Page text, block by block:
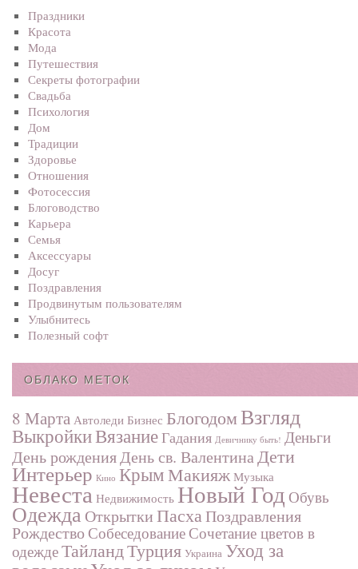
Праздники
Красота
Мода
Путешествия
Секреты фотографии
Свадьба
Психология
Дом
Традиции
Здоровье
Отношения
Фотосеcсия
Блоговодство
Карьера
Семья
Аксессуары
Досуг
Поздравления
Продвинутым пользователям
Улыбнитесь
Полезный софт
ОБЛАКО МЕТОК
8 Марта Автоледи Бизнес БлогодомВзгляд
ВыкройкиВязаниеГадания Девичнику быть! Деньги
День рожденияДень св. ВалентинаДети
Интерьер Кино КрымМакияж Музыка
Невеста Недвижимость Новый Год Обувь
Одежда ОткрыткиПасхаПоздравления
РождествоСобеседованиеСочетание цветов в
одеждеТайландТурция Украина Уход за